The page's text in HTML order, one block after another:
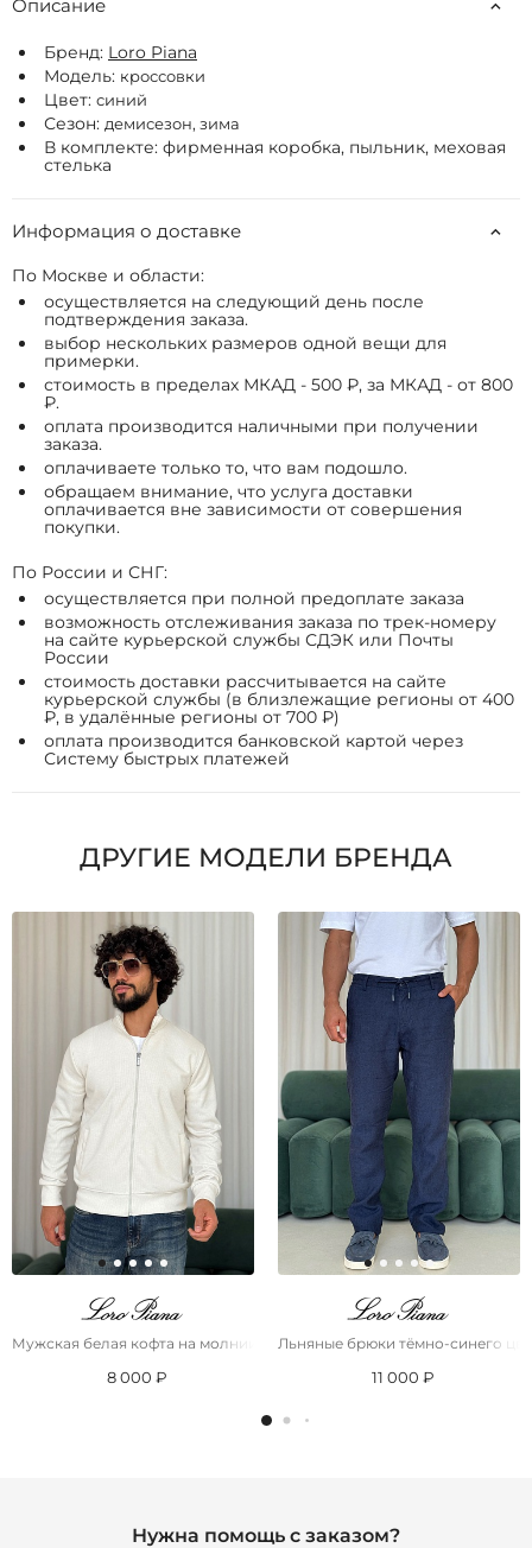
Описание
Бренд: Loro Piana
Модель: кроссовки
Цвет: синий
Сезон: демисезон, зима
В комплекте: фирменная коробка, пыльник, меховая
стелька
Информация о доставке
По Москве и области:
осуществляется на следующий день после
подтверждения заказа.
выбор нескольких размеров одной вещи для
примерки.
стоимость в пределах МКАД - 500 ₽, за МКАД - от 800
₽.
оплата производится наличными при получении
заказа.
оплачиваете только то, что вам подошло.
обращаем внимание, что услуга доставки
оплачивается вне зависимости от совершения
покупки.
По России и СНГ:
осуществляется при полной предоплате заказа
возможность отслеживания заказа по трек-номеру
на сайте курьерской службы СДЭК или Почты
России
стоимость доставки рассчитывается на сайте
курьерской службы (в близлежащие регионы от 400
₽, в удалённые регионы от 700 ₽)
оплата производится банковской картой через
Систему быстрых платежей
ДРУГИЕ МОДЕЛИ БРЕНДА
Мужская белая кофта на молнии Loro Piana
8 000 ₽
Льняные брюки тёмно-синего
11 000 ₽
Нужна помощь с заказом?